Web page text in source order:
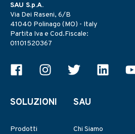
SAU S.p.A.
Via Dei Raseni, 6/B
41040 Polinago (MO) - Italy
Partita Iva e Cod.Fiscale:
01101520367
SOLUZIONI
Prodotti
SAU
Chi Siamo